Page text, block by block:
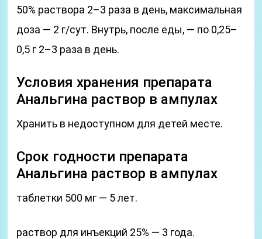
50% раствора 2–3 раза в день, максимальная
доза — 2 г/сут. Внутрь, после еды, — по 0,25–
0,5 г 2–3 раза в день.
Условия хранения препарата
Анальгина раствор в ампулах
Хранить в недоступном для детей месте.
Срок годности препарата
Анальгина раствор в ампулах
таблетки 500 мг — 5 лет.
раствор для инъекций 25% — 3 года.